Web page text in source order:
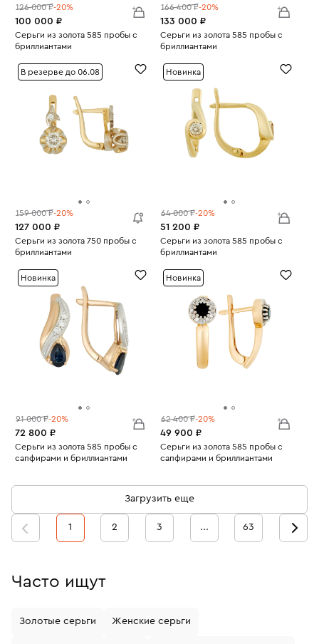
126 000 ₽-20%
100 000 ₽
Серьги из золота 585 пробы с
бриллиантами
166 400 ₽-20%
133 000 ₽
Серьги из золота 585 пробы с
бриллиантами
В резерве до 06.08
159 000 ₽-20%
127 000 ₽
Серьги из золота 750 пробы с
бриллиантами
Новинка
64 000 ₽-20%
51 200 ₽
Серьги из золота 585 пробы с
бриллиантами
Новинка
91 000 ₽-20%
72 800 ₽
Серьги из золота 585 пробы с
сапфирами и бриллиантами
Новинка
62 400 ₽-20%
49 900 ₽
Серьги из золота 585 пробы с
сапфирами и бриллиантами
Загрузить еще
1 2 3 ... 63
Часто ищут
Золотые серьги Женские серьги